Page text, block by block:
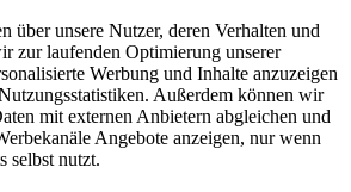
über unsere Nutzer, deren Verhalten und
zur laufenden Optimierung unserer
Werbung und Inhalte anzuzeigen
Außerdem können wir
mit externen Anbietern abgleichen und
Angebote anzeigen, nur wenn
selbst nutzt.